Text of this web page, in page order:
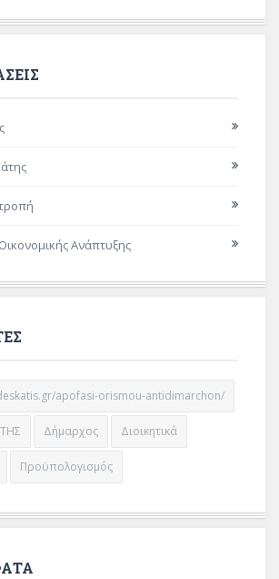
Ανάπτυξης
apofasi-orismou-antidimarchon/
Δήμαρχος Διοικητικά
Προϋπολογισμός